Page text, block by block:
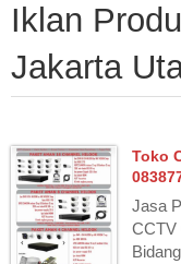
Iklan
Jakarta
Toko
Jasa
CCTV